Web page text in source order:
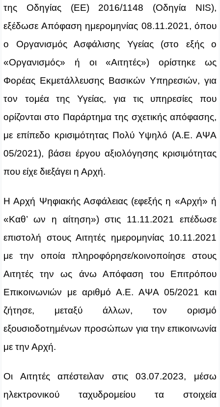
της Οδηγίας (ΕΕ) 2016/1148 (Οδηγία NIS),
εξέδωσε Απόφαση ημερομηνίας 08.11.2021, όπου
ο Οργανισμός Ασφάλισης Υγείας (στο εξής ο
«Οργανισμός» ή οι «Αιτητές») ορίστηκε ως
Φορέας Εκμετάλλευσης Βασικών Υπηρεσιών, για
τον τομέα της Υγείας, για τις υπηρεσίες που
ορίζονται στο Παράρτημα της σχετικής απόφασης,
με επίπεδο κρισιμότητας Πολύ Υψηλό (Α.Ε. ΑΨΑ
05/2021), βάσει έργου αξιολόγησης κρισιμότητας
που είχε διεξάγει η Αρχή.
Η Αρχή Ψηφιακής Ασφάλειας (εφεξής η «Αρχή» ή
«Καθ’ ων η αίτηση») στις 11.11.2021 επέδωσε
επιστολή στους Αιτητές ημερομηνίας 10.11.2021
με την οποία πληροφόρησε/κοινοποίησε στους
Αιτητές την ως άνω Απόφαση του Επιτρόπου
Επικοινωνιών με αριθμό Α.Ε. ΑΨΑ 05/2021 και
ζήτησε, μεταξύ άλλων, τον ορισμό
εξουσιοδοτημένων προσώπων για την επικοινωνία
με την Αρχή.
Οι Αιτητές απέστειλαν στις 03.07.2023, μέσω
ηλεκτρονικού ταχυδρομείου τα στοιχεία